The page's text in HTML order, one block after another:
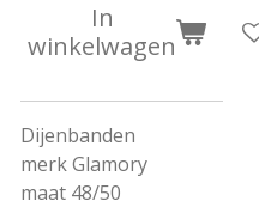
In
winkelwagen
Dijenbanden
merk Glamory
maat 48/50